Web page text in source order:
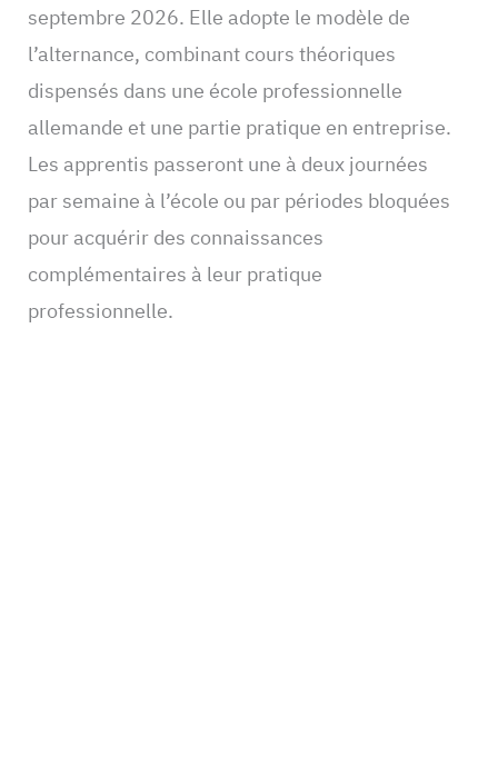
septembre 2026. Elle adopte le modèle de
l’alternance, combinant cours théoriques
dispensés dans une école professionnelle
allemande et une partie pratique en entreprise.
Les apprentis passeront une à deux journées
par semaine à l’école ou par périodes bloquées
pour acquérir des connaissances
complémentaires à leur pratique
professionnelle.